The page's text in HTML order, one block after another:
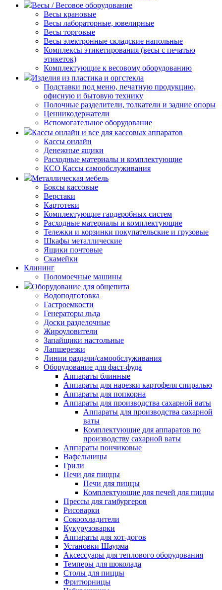
Весы / Весовое оборудование
Весы крановые
Весы лабораторные, ювелирные
Весы торговые
Весы электронные складские напольные
Комплексы этикетирования (весы с печатью
этикеток)
Комплектующие к весовому оборудованию
Изделия из пластика и оргстекла
Подставки под меню, печатную продукцию,
офисную и бытовую технику
Полочные разделители, толкатели и задние опоры
Ценникодержатели
Вспомогательное оборудование
Кассы онлайн и все для кассовых аппаратов
Кассы онлайн
Денежные ящики
Расходные материалы и комплектующие
КСО Кассы самообслуживания
Металлическая мебель
Боксы кассовые
Верстаки
Картотеки
Комплектующие гардеробных систем
Расходные материалы и комплектующие
Тележки и корзинки покупательские и грузовые
Шкафы металлические
Ящики почтовые
Скамейки
Клининг
Поломоечные машины
Оборудование для общепита
Водоподготовка
Гастроемкости
Генераторы льда
Доски разделочные
Жироуловители
Запайщики настольные
Лапшерезки
Линии раздачи/самообслуживания
Оборудование для фаст-фуда
Аппараты блинные
Аппараты для нарезки картофеля спиралью
Аппараты для попкорна
Аппараты для производства сахарной ваты
Аппараты для производства сахарной
ваты
Комплектующие для аппаратов по
производству сахарной ваты
Аппараты пончиковые
Вафельницы
Грили
Печи для пиццы
Печи для пиццы
Комплектующие для печей для пиццы
Прессы для гамбургеров
Рисоварки
Сокоохладители
Кукурузоварки
Аппараты для хот-догов
Установки Шаурма
Аксессуары для теплового оборудования
Темперы для шоколада
Столы для пиццы
Фритюрницы